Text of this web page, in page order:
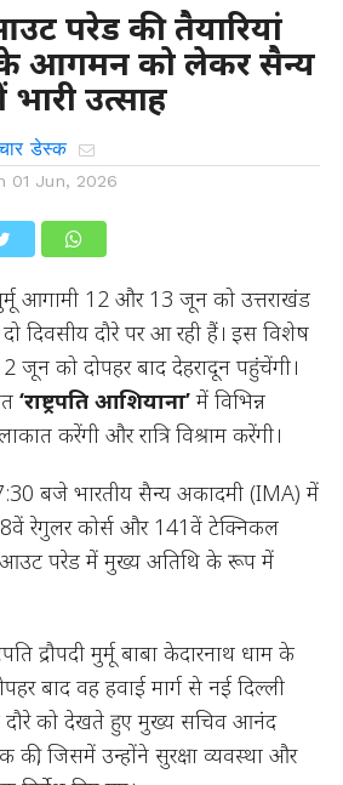
परेड की तैयारियां
के आगमन को लेकर सैन्य
उत्साह
डेस्क
01 Jun, 2026
मुर्मू आगामी 12 और 13 जून को उत्तराखंड
दिवसीय दौरे पर आ रही हैं। इस विशेष
12 जून को दोपहर बाद देहरादून पहुंचेंगी।
‘राष्ट्रपति आशियाना’में विभिन्न
करेंगी और रात्रि विश्राम करेंगी।
बजे भारतीय सैन्य अकादमी (IMA) में
रेगुलर कोर्स और 141वें टेक्निकल
आउट परेड में मुख्य अतिथि के रूप में
द्रौपदी मुर्मू बाबा केदारनाथ धाम के
बाद वह हवाई मार्ग से नई दिल्ली
के दौरे को देखते हुए मुख्य सचिव आनंद
की, जिसमें उन्होंने सुरक्षा व्यवस्था और